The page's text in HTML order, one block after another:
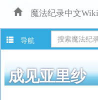
魔法纪录中文Wiki
导航
成见亚里纱